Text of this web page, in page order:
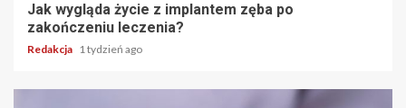
Jak wygląda życie z implantem zęba po
zakończeniu leczenia?
Redakcja 1 tydzień ago